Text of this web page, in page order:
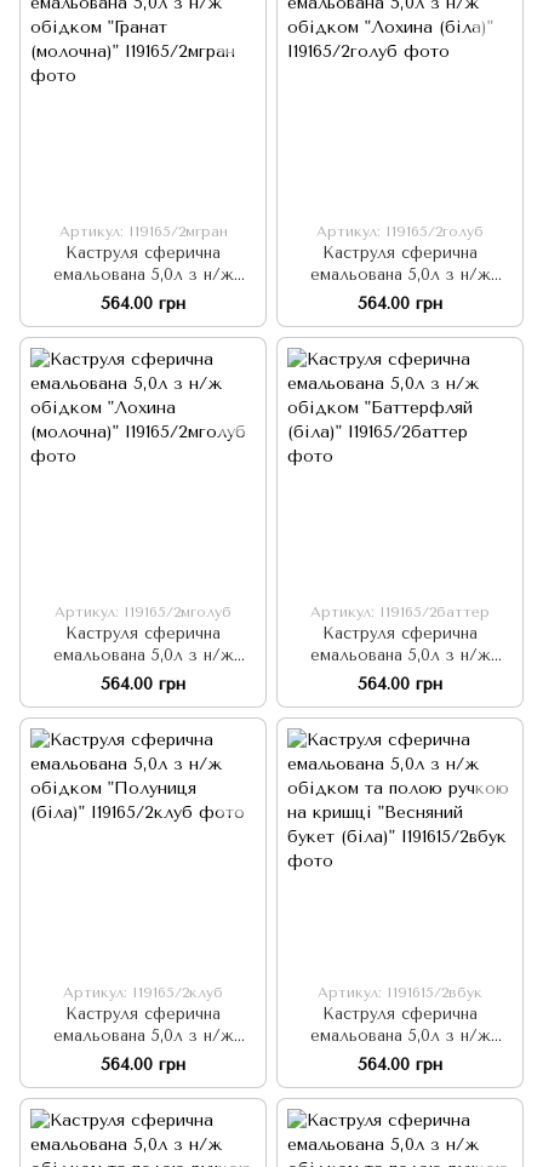
Артикул: I19165/2мгран
Каструля сферична
емальована 5,0л з н/ж
обідком "Гранат (молочна)"
564.00 грн
Артикул: I19165/2голуб
Каструля сферична
емальована 5,0л з н/ж
обідком "Лохина (біла)"
564.00 грн
Артикул: I19165/2мголуб
Каструля сферична
емальована 5,0л з н/ж
обідком "Лохина (молочна)"
564.00 грн
Артикул: I19165/2баттер
Каструля сферична
емальована 5,0л з н/ж
обідком "Баттерфляй
(біла)"
564.00 грн
Артикул: I19165/2клуб
Каструля сферична
емальована 5,0л з н/ж
обідком "Полуниця (біла)"
564.00 грн
Артикул: I191615/2вбук
Каструля сферична
емальована 5,0л з н/ж
обідком та полою ручкою
на кришці "Весняний букет
(біла)"
564.00 грн